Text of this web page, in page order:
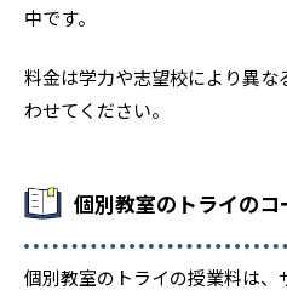
中です。
料金は学力や志望校により異
わせてください。
個別教室のトライのコ
個別教室のトライの授業料は